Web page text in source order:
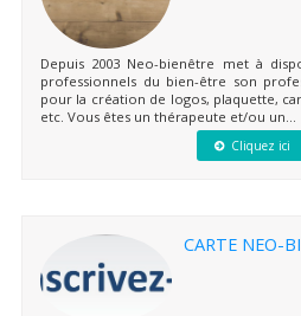
Depuis 2003 Neo-bienêtre met à
professionnels du bien-être son
pour la création de logos, plaquette,
etc. Vous êtes un thérapeute et/ou un...
Cliquez ici
CARTE NEO-